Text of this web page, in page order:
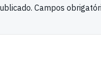
Campos